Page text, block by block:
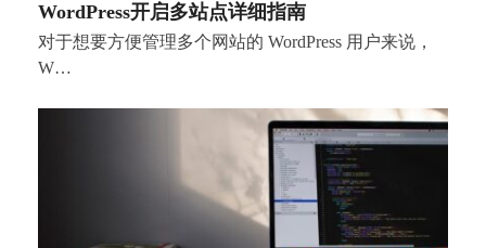
WordPress开启多站点详细指南
对于想要方便管理多个网站的 WordPress 用户来说，
W…